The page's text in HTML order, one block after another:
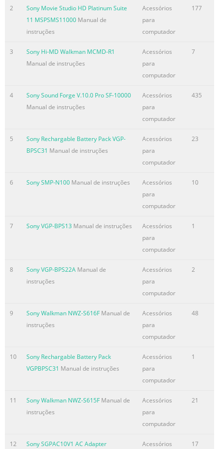
• Memory Sticks dürfen nicht defragmentiert oder
komprimiert • L’installazione del driver dispositivo
dell’adattatore per scheda PC Remoção deste dispositivo
Voorzorgsmaatregelen 3 Cliccare “Avanti” secondo le
istruzioni sullo schermo e installare werden. con Memory
Stick inserito non è stata completata normalmente.
een MSAC-PC2 herkent. il driver. • Zorg dat er geen stof
e.d. in de aansluit-contacten A
2
Sony Movie Studio HD Platinum Suite
11 MSPSMS11000 Manual de
instruções
Acessórios
para
computador
177
3
Sony Hi-MD Walkman MCMD-R1
Manual de instruções
Acessórios
para
computador
7
4
Sony Sound Forge V.10.0 Pro SF-10000
Manual de instruções
Acessórios
para
computador
435
5
Sony Rechargable Battery Pack VGP-
BPSC31 Manual de instruções
Acessórios
para
computador
23
6 Sony SMP-N100 Manual de instruções
Acessórios
para
computador
10
7 Sony VGP-BPS13 Manual de instruções
Acessórios
para
computador
1
8 Sony VGP-BPS22A Manual de
instruções
Acessórios
para
computador
2
9 Sony Walkman NWZ-S616F Manual de
instruções
Acessórios
para
computador
48
10
Sony Rechargable Battery Pack
VGPBPSC31 Manual de instruções
Acessórios
para
computador
1
11 Sony Walkman NWZ-S615F Manual de
instruções
Acessórios
para
computador
21
12
Sony SGPAC10V1 AC Adapter
Acessórios
17